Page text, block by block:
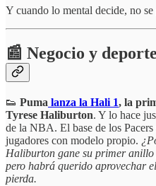
Y cuando lo mental decide, no
📰 Negocio y
👟 Puma lanza la Hali 1, la
Tyrese Haliburton. Y lo hace
de la NBA. El base de los
jugadores con modelo propio.
Haliburton gane su primer
pero habrá querido aprovechar
pierda.